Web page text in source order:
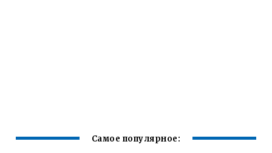
Самое популярное: